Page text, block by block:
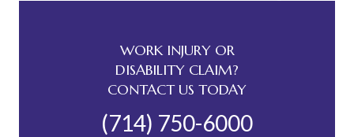
WORK INJURY OR
DISABILITY CLAIM?
CONTACT US TODAY
(714) 750-6000